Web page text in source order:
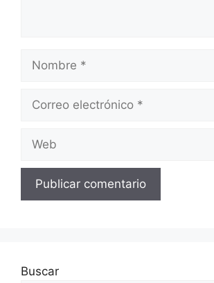
Nombre
Correo
Web
Buscar